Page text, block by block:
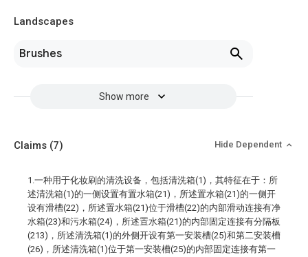
Landscapes
Brushes
Show more
Claims (7) Hide Dependent
1.一种用于化妆刷的清洗设备，包括清洗箱(1)，其特征在于：所
述清洗箱(1)的一侧设置有置水箱(21)，所述置水箱(21)的一侧开
设有滑槽(22)，所述置水箱(21)位于滑槽(22)的内部滑动连接有净
水箱(23)和污水箱(24)，所述置水箱(21)的内部固定连接有分隔板
(213)，所述清洗箱(1)的外侧开设有第一安装槽(25)和第二安装槽
(26)，所述清洗箱(1)位于第一安装槽(25)的内部固定连接有第一